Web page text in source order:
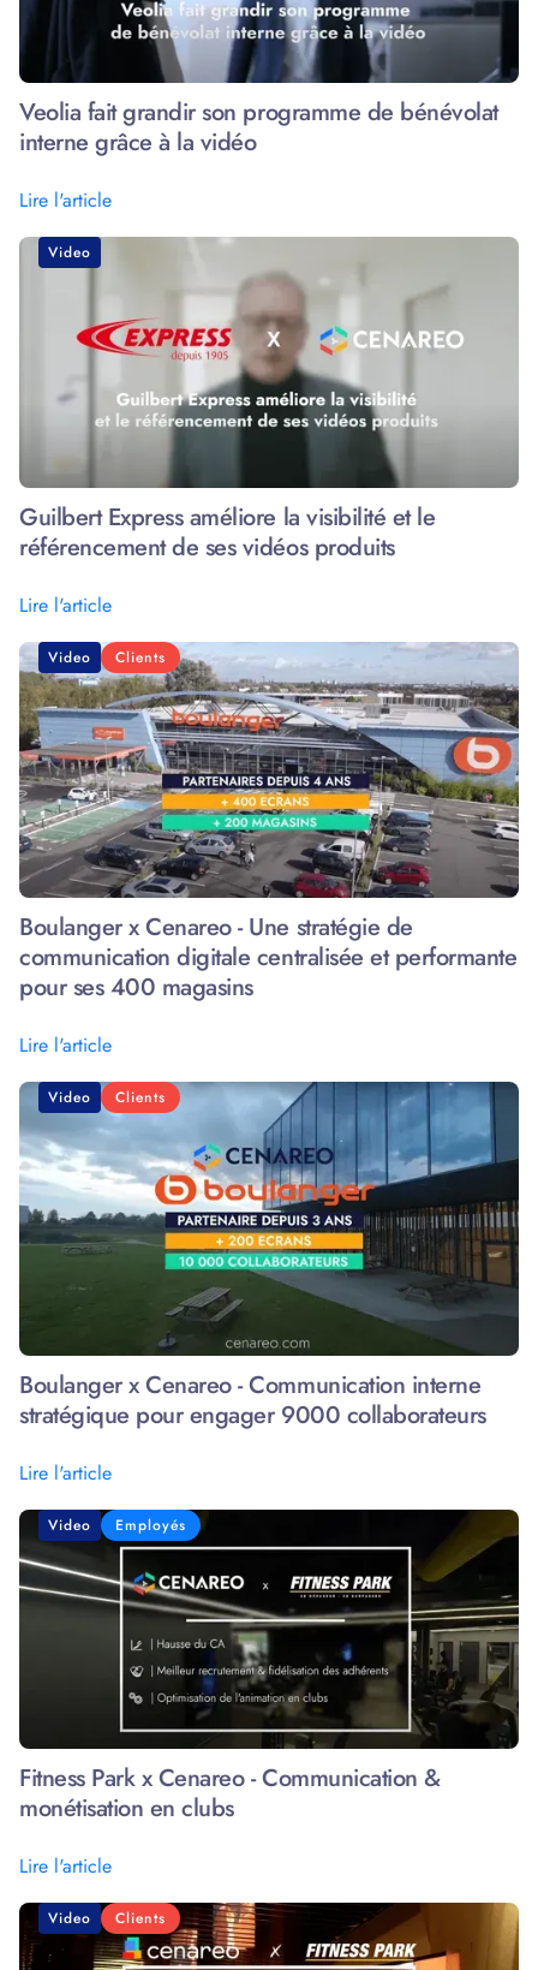
Veolia fait grandir son programme de bénévolat
interne grâce à la vidéo
Lire l'article
Video
Guilbert Express améliore la visibilité et le
référencement de ses vidéos produits
Lire l'article
Video Clients
Boulanger x Cenareo - Une stratégie de
communication digitale centralisée et performante
pour ses 400 magasins
Lire l'article
Video Clients
Boulanger x Cenareo - Communication interne
stratégique pour engager 9000 collaborateurs
Lire l'article
Video Employés
Fitness Park x Cenareo - Communication &
monétisation en clubs
Lire l'article
Video Clients